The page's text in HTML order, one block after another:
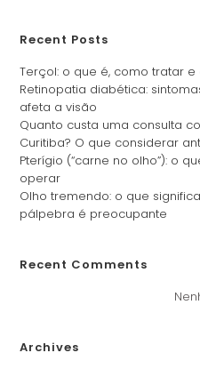
Recent Posts
Terçol: o que é, como tratar
Retinopatia diabética:
afeta a visão
Quanto custa uma consulta
Curitiba? O que considerar
Pterígio (“carne no olho”): o
operar
Olho tremendo: o que
pálpebra é preocupante
Recent Comments
Archives